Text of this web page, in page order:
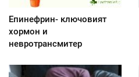
Епинефрин- ключовият
хормон и
невротрансмитер